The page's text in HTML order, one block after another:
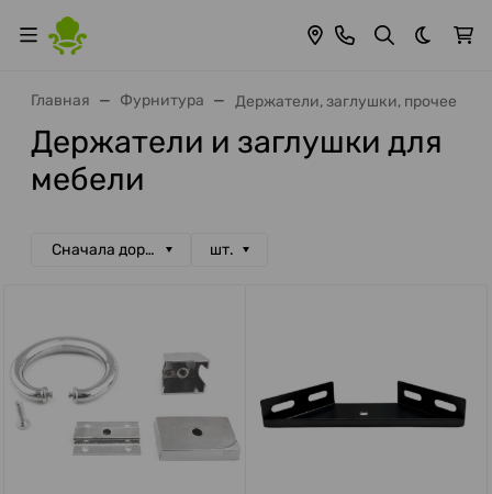
Темная
Главная Фурнитура Держатели, заглушки, прочее
Держатели и заглушки для
мебели
Сначала дорогие шт.